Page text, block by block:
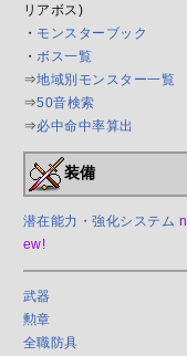
リアボス)
・ モンスターブック
・ ボス一覧
⇒地域別モンスター一覧
⇒50音検索
⇒必中命中率算出
装備
潜在能力・強化システム n
ew!
武器
勲章
全職防具